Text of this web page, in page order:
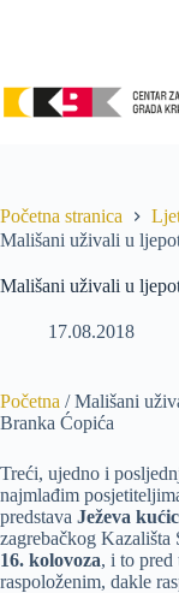
Početna stranica
Mališani uživali u
Mališani uživali u
17.08.2018
Početna /Mališani
Branka Ćopića
Treći, ujedno i
najmlađim
predstava Ježeva
zagrebačkog Kazališta
16. kolovoza, i to
raspoloženim, dakle